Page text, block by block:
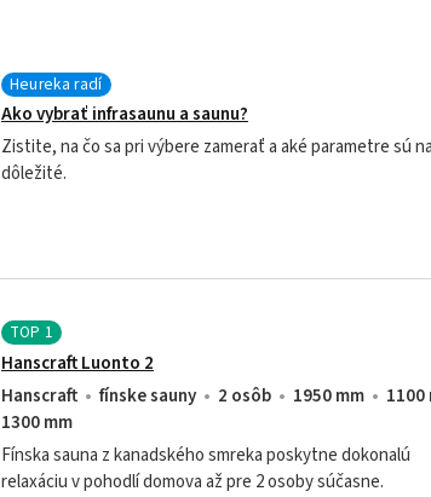
Heureka radí
Ako vybrať infrasaunu a saunu?
Zistite, na čo sa pri výbere zamerať a aké parametre sú
dôležité.
TOP1
Hanscraft Luonto 2
Hanscraft
fínske sauny 2 osôb 1950 mm
1100
1300 mm
Fínska sauna z kanadského smreka poskytne dokonalú
relaxáciu v pohodlí domova až pre 2 osoby súčasne.